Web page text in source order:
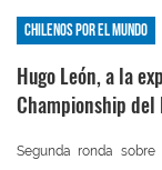
Chilenos por el mundo
Hugo León, a la
Championship del
Segunda ronda